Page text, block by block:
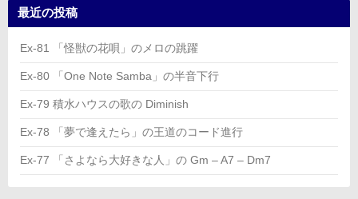
最近の投稿
Ex-81 「怪獣の花唄」のメロの跳躍
Ex-80 「One Note Samba」の半音下行
Ex-79 積水ハウスの歌の Diminish
Ex-78 「夢で逢えたら」の王道のコード進行
Ex-77 「さよなら大好きな人」の Gm – A7 – Dm7